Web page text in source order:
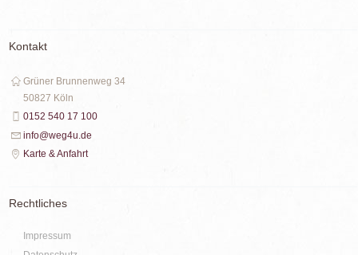
Kontakt
Grüner Brunnenweg 34
50827 Köln
0152 540 17 100
info@weg4u.de
Karte & Anfahrt
Rechtliches
Impressum